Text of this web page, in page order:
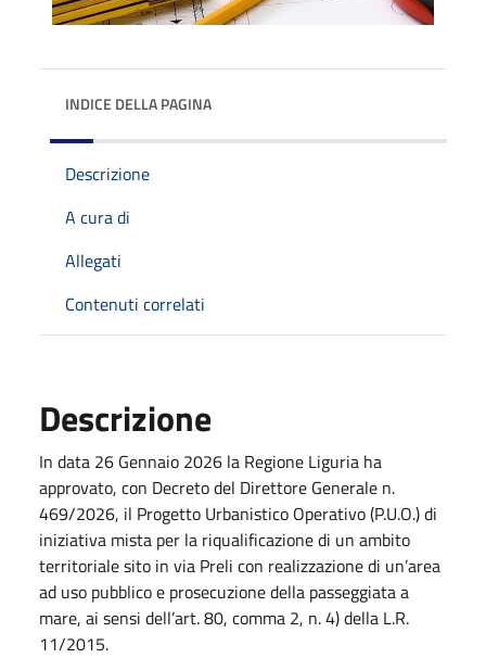
INDICE DELLA PAGINA
Descrizione
A cura di
Allegati
Contenuti correlati
Descrizione
In data 26 Gennaio 2026 la Regione Liguria ha
approvato, con Decreto del Direttore Generale n.
469/2026, il Progetto Urbanistico Operativo (P.U.O.) di
iniziativa mista per la riqualificazione di un ambito
territoriale sito in via Preli con realizzazione di un’area
ad uso pubblico e prosecuzione della passeggiata a
mare, ai sensi dell’art. 80, comma 2, n. 4) della L.R.
11/2015.